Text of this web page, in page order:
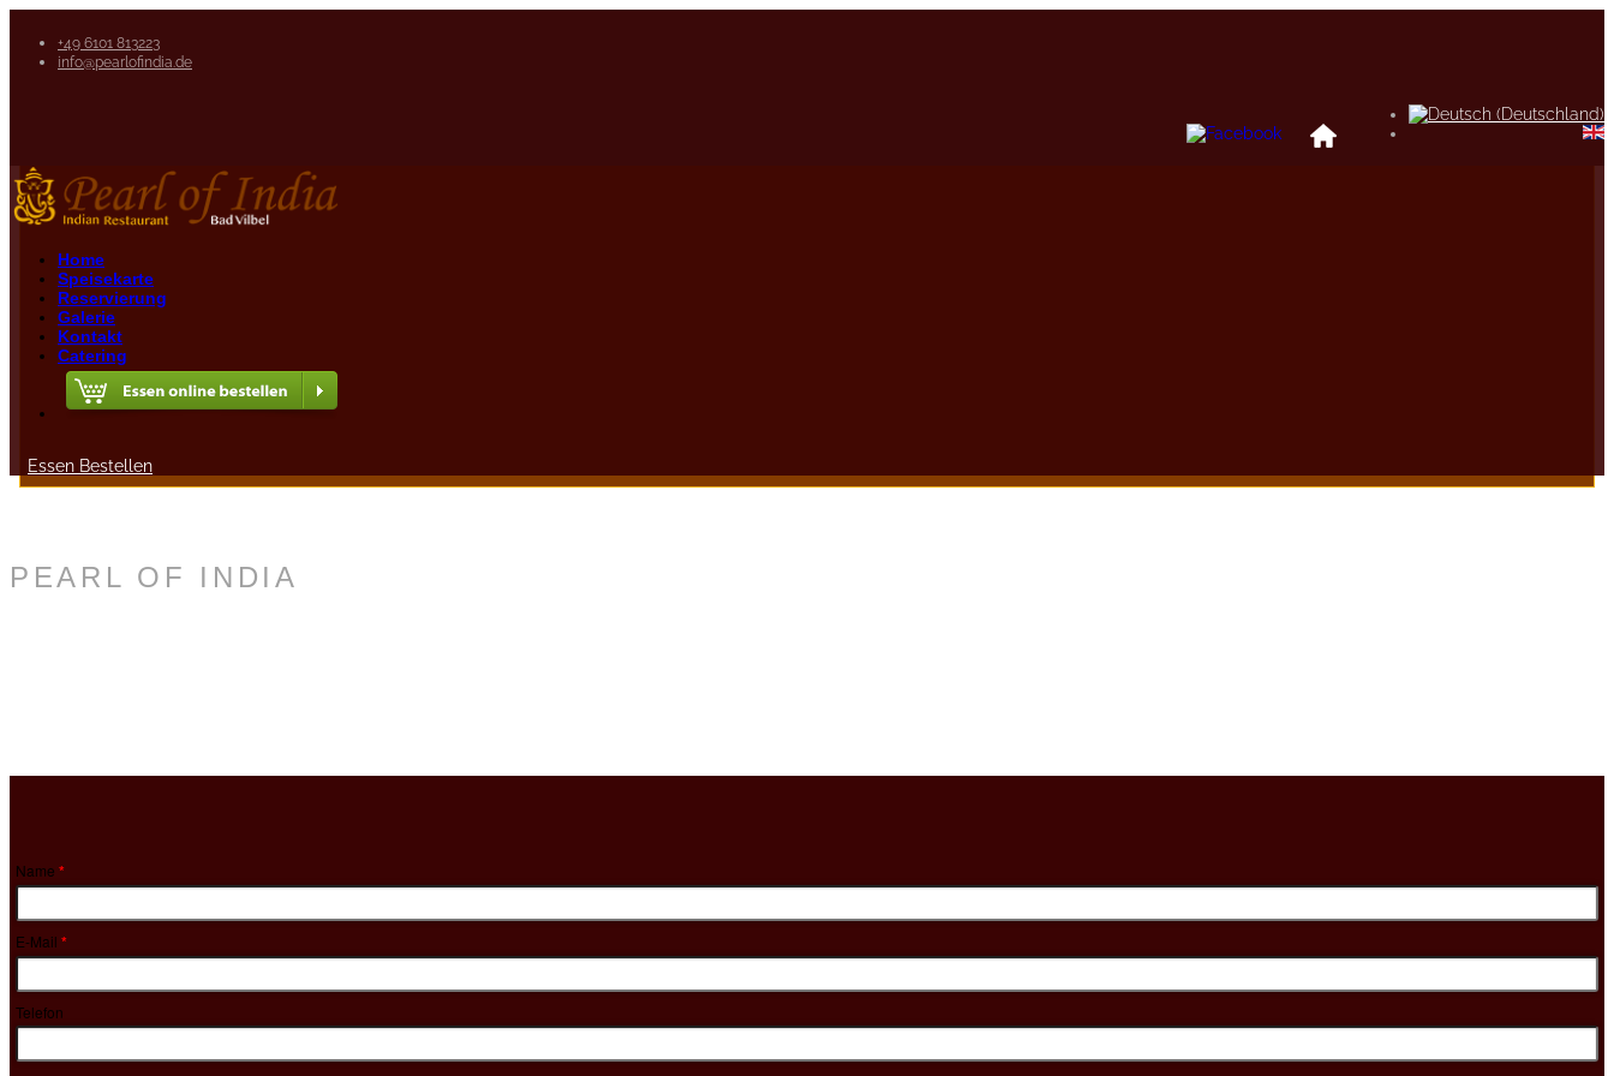
+49 6101 813223
info@pearlofindia.de
Home
Speisekarte
Reservierung
Galerie
Kontakt
Catering
Essen Bestellen
PEARL OF INDIA
Name *
E-Mail *
Telefon